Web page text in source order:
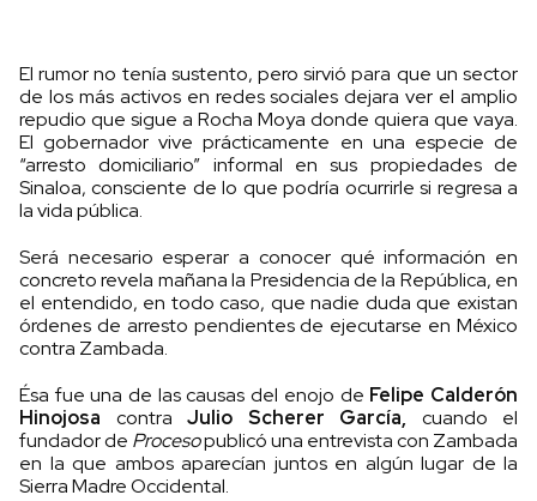
El rumor no tenía sustento, pero sirvió para que un sector
de los más activos en redes sociales dejara ver el amplio
repudio que sigue a Rocha Moya donde quiera que vaya.
El gobernador vive prácticamente en una especie de
“arresto domiciliario” informal en sus propiedades de
Sinaloa, consciente de lo que podría ocurrirle si regresa a
la vida pública.
Será necesario esperar a conocer qué información en
concreto revela mañana la Presidencia de la República, en
el entendido, en todo caso, que nadie duda que existan
órdenes de arresto pendientes de ejecutarse en México
contra Zambada.
Ésa fue una de las causas del enojo de Felipe Calderón
Hinojosa contra Julio Scherer García, cuando el
fundador de Procesopublicó una entrevista con Zambada
en la que ambos aparecían juntos en algún lugar de la
Sierra Madre Occidental.